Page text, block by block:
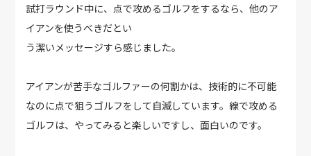
試打ラウンド中に、点で攻めるゴルフをするなら、他のア
イアンを使うべきだとい
う潔いメッセージすら感じました。
アイアンが苦手なゴルファーの何割かは、技術的に不可能
なのに点で狙うゴルフをして自滅しています。線で攻める
ゴルフは、やってみると楽しいですし、面白いのです。